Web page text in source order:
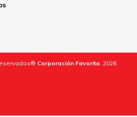
Corporación Favorita. 2026